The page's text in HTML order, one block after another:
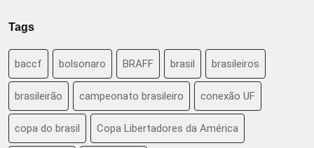
Tags
baccf bolsonaro BRAFF brasil brasileiros
brasileirão campeonato brasileiro conexão UF
copa do brasil Copa Libertadores da América